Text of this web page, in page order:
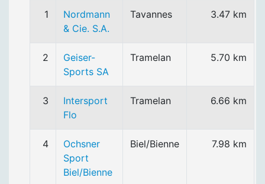
1
Nordmann
& Cie. S.A.
Tavannes 3.47 km
2
Geiser-
Sports SA
Tramelan 5.70 km
3
Intersport
Flo
Tramelan 6.66 km
4
Ochsner
Sport
Biel/Bienne
Biel/Bienne 7.98 km